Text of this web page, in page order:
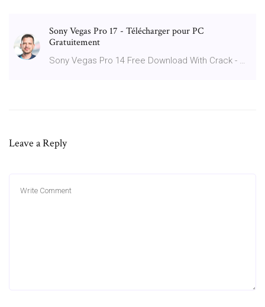
Sony Vegas Pro 17 - Télécharger pour PC
Gratuitement
Sony Vegas Pro 14 Free Download With Crack - …
Leave a Reply